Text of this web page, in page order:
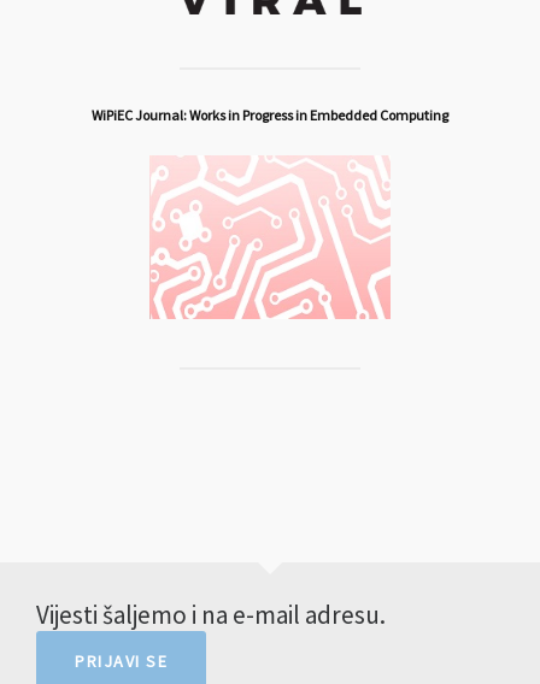
WiPiEC Journal: Works in Progress in Embedded Computing
Vijesti šaljemo i na e-mail adresu.
PRIJAVI SE